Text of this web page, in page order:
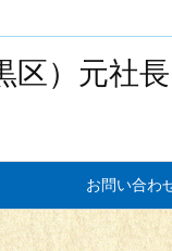
区）元社
お問い合わ